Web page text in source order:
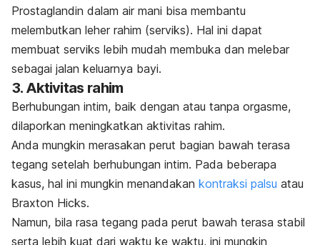
Prostaglandin dalam air mani bisa membantu
melembutkan leher rahim (serviks). Hal ini dapat
membuat serviks lebih mudah membuka dan melebar
sebagai jalan keluarnya bayi.
3. Aktivitas rahim
Berhubungan intim, baik dengan atau tanpa orgasme,
dilaporkan meningkatkan aktivitas rahim.
Anda mungkin merasakan perut bagian bawah terasa
tegang setelah berhubungan intim. Pada beberapa
kasus, hal ini mungkin menandakan kontraksi palsu atau
Braxton Hicks.
Namun, bila rasa tegang pada perut bawah terasa stabil
serta lebih kuat dari waktu ke waktu, ini mungkin